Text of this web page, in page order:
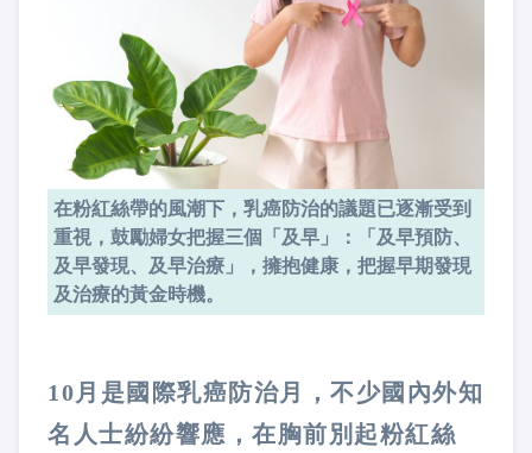
在粉紅絲帶的風潮下，乳癌防治的議題已逐漸受到
重視，鼓勵婦女把握三個「及早」：「及早預防、
及早發現、及早治療」，擁抱健康，把握早期發現
及治療的黃金時機。
10月是國際乳癌防治月，不少國內外知
名人士紛紛響應，在胸前別起粉紅絲